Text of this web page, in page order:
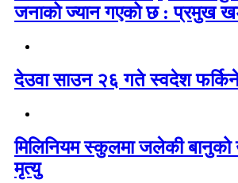
जनाको ज्यान गएको छ : प्रमुख
देउवा साउन २६ गते स्वदेश
मिलिनियम स्कुलमा जलेकी बानुको
मृत्यु